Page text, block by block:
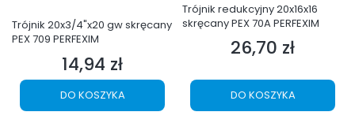
Trójnik 20x3/4"x20 gw skręcany
PEX 709 PERFEXIM
Cena
14,94 zł
DO KOSZYKA
Trójnik redukcyjny 20x16x16
skręcany PEX 70A PERFEXIM
Cena
26,70 zł
DO KOSZYKA